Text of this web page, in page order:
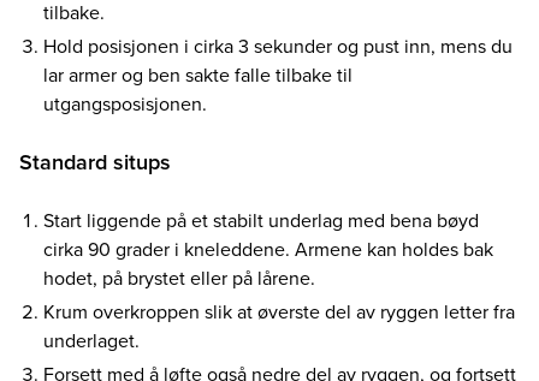
tilbake.
Hold posisjonen i cirka 3 sekunder og pust inn, mens du
lar armer og ben sakte falle tilbake til
utgangsposisjonen.
Standard situps
Start liggende på et stabilt underlag med bena bøyd
cirka 90 grader i kneleddene. Armene kan holdes bak
hodet, på brystet eller på lårene.
Krum overkroppen slik at øverste del av ryggen letter fra
underlaget.
Forsett med å løfte også nedre del av ryggen, og fortsett